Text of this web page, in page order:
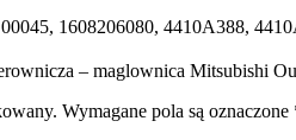
1608206080, 4410A388,
– maglownica Mitsubishi
Wymagane pola są oznaczone